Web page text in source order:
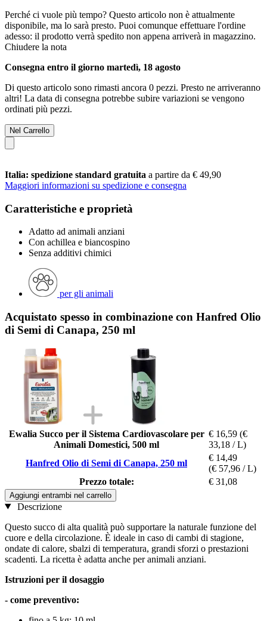
Perché ci vuole più tempo? Questo articolo non è attualmente
disponibile, ma lo sarà presto. Puoi comunque effettuare l'ordine
adesso: il prodotto verrà spedito non appena arriverà in magazzino.
Chiudere la nota
Consegna entro il giorno martedì, 18 agosto
Di questo articolo sono rimasti ancora 0 pezzi. Presto ne arriveranno
altri! La data di consegna potrebbe subire variazioni se vengono
ordinati più pezzi.
Nel Carrello
Italia: spedizione standard gratuita a partire da € 49,90
Maggiori informazioni su spedizione e consegna
Caratteristiche e proprietà
Adatto ad animali anziani
Con achillea e biancospino
Senza additivi chimici
per gli animali
Acquistato spesso in combinazione con Hanfred Olio
di Semi di Canapa, 250 ml
Ewalia Succo per il Sistema Cardiovascolare per
Animali Domestici, 500 ml
€ 16,59 (€
33,18 / L)
Hanfred Olio di Semi di Canapa, 250 ml
€ 14,49
(€ 57,96 / L)
Prezzo totale:
€ 31,08
Aggiungi entrambi nel carrello
Descrizione
Questo succo di alta qualità può supportare la naturale funzione del
cuore e della circolazione. È ideale in caso di cambi di stagione,
ondate di calore, sbalzi di temperatura, grandi sforzi o prestazioni
scadenti. La ricetta è adatta anche per animali anziani.
Istruzioni per il dosaggio
- come preventivo: